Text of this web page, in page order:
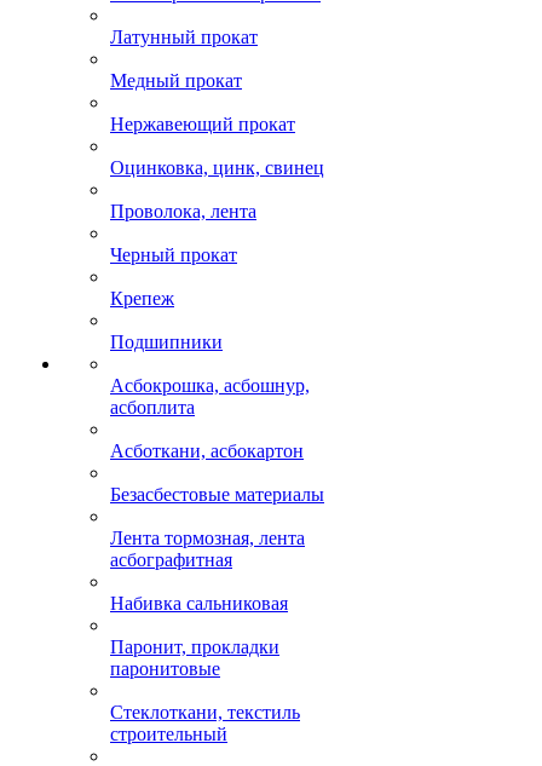
Латунный прокат
Медный прокат
Нержавеющий прокат
Оцинковка, цинк, свинец
Проволока, лента
Черный прокат
Крепеж
Подшипники
Асбокрошка, асбошнур,
асбоплита
Асботкани, асбокартон
Безасбестовые материалы
Лента тормозная, лента
асбографитная
Набивка сальниковая
Паронит, прокладки
паронитовые
Стеклоткани, текстиль
строительный